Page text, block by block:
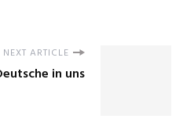
NEXT ARTICLE
in uns